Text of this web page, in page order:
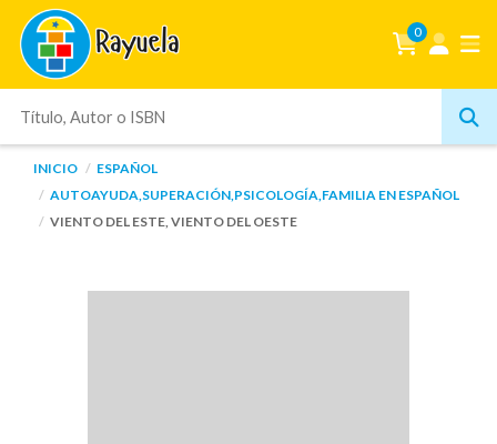
0
INICIO
ESPAÑOL
AUTOAYUDA,SUPERACIÓN,PSICOLOGÍA,FAMILIA EN ESPAÑOL
VIENTO DEL ESTE, VIENTO DEL OESTE